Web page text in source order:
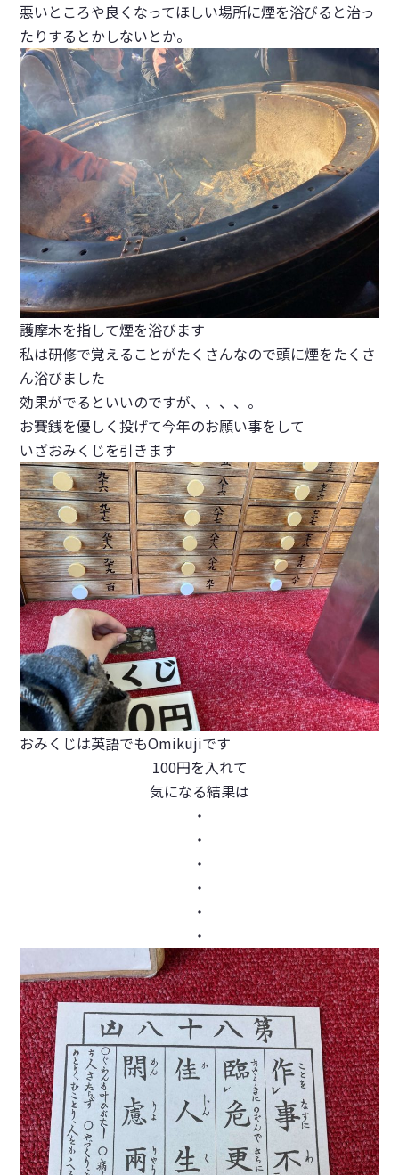
悪いところや良くなってほしい場所に煙を浴びると治っ
たりするとかしないとか。
護摩木を指して煙を浴びます
私は研修で覚えることがたくさんなので頭に煙をたくさ
ん浴びました
効果がでるといいのですが、、、、。
お賽銭を優しく投げて今年のお願い事をして
いざおみくじを引きます
おみくじは英語でもOmikujiです
100円を入れて
気になる結果は
・
・
・
・
・
・